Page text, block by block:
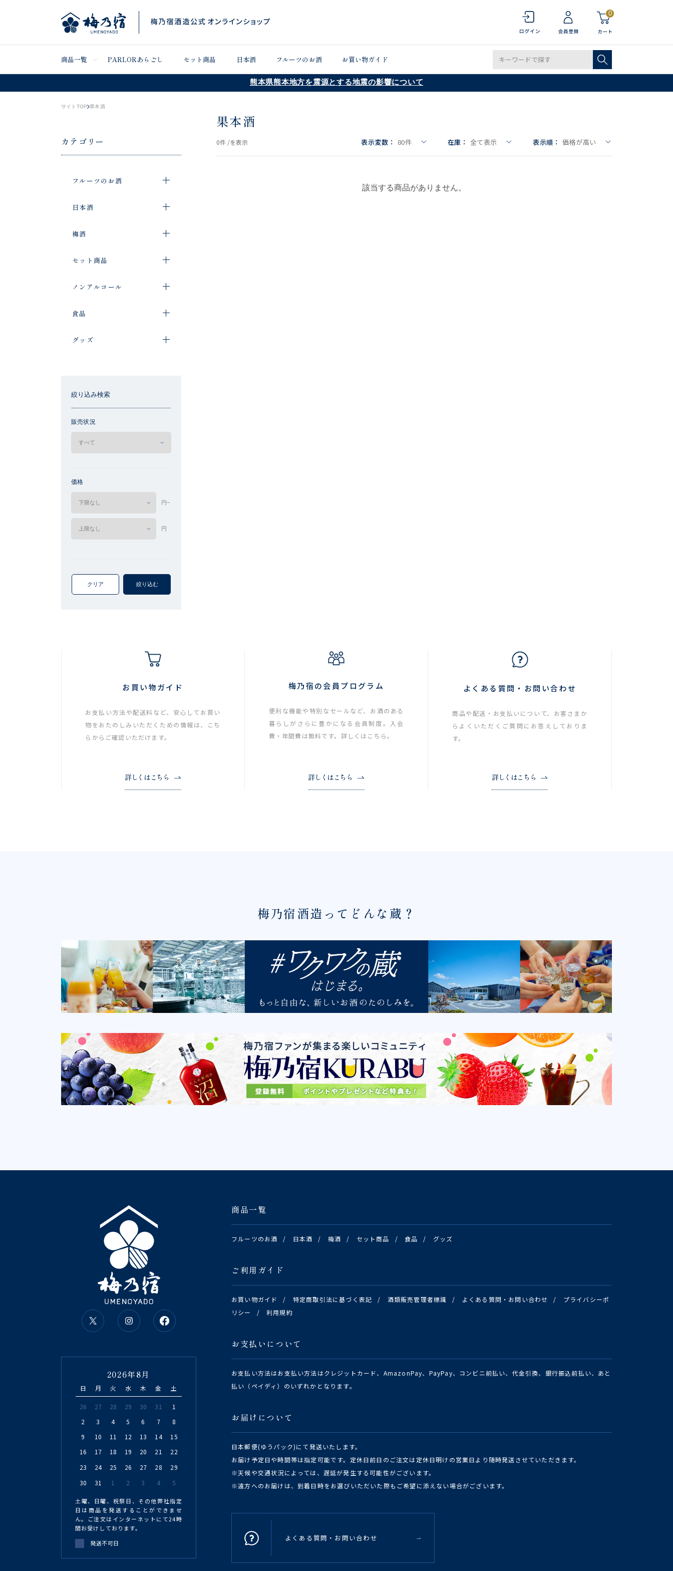
0
商品一覧 PARLORあらごし セット商品 日本酒 フルーツのお酒 お買い物ガイド
熊本県熊本地方を震源とする地震の影響について
サイトTOP 果本酒
カテゴリー
フルーツのお酒
日本酒
梅酒
セット商品
ノンアルコール
食品
グッズ
絞り込み検索
販売状況
価格
円~
円
クリア 絞り込む
果本酒
0件 /を表示 表示変数： 80件 在庫： 全て表示 表示順： 価格が高い
該当する商品がありません。
お買い物ガイド
お支払い方法や配送料など、安心してお買い
物をおたのしみいただくための情報は、こち
らからご確認いただけます。
詳しくはこちら
梅乃宿の会員プログラム
便利な機能や特別なセールなど、お酒のある
暮らしがさらに豊かになる会員制度。入会
費・年間費は無料です。詳しくはこちら。
詳しくはこちら
よくある質問・お問い合わせ
商品や配送・お支払いについて、お客さまか
らよくいただくご質問にお答えしておりま
す。
詳しくはこちら
梅乃宿酒造ってどんな蔵？
商品一覧
フルーツのお酒 / 日本酒 / 梅酒 / セット商品 / 食品 / グッズ
ご利用ガイド
お買い物ガイド / 特定商取引法に基づく表記 / 酒類販売管理者標識 / よくある質問・お問い合わせ /
プライバシーポ
リシー
/ 利用規約
お支払いについて
お支払い方法はお支払い方法はクレジットカード、AmazonPay、PayPay、コンビニ前払い、代金引換、銀行振込前払い、あと
払い（ペイディ）のいずれかとなります。
お届けについて
日本郵便(ゆうパック)にて発送いたします。
お届け予定日や時間帯は指定可能です。定休日前日のご注文は定休日明けの営業日より随時発送させていただきます。
※天候や交通状況によっては、遅延が発生する可能性がございます。
※遠方へのお届けは、到着日時をお選びいただいた際もご希望に添えない場合がございます。
よくある質問・お問い合わせ
2026年8月
日 月 火 水 木 金 土
26 27 28 29 30 31
1
2
3 4 5 6 7
8
9
10 11 12 13 14
15
16
17 18 19 20 21
22
23
24 25 26 27 28
29
30
31 1 2 3 4 5
土曜、日曜、祝祭日、その他弊社指定
日は商品を発送することができませ
ん。ご注文はインターネットにて24時
間お受けしております。
発送不可日